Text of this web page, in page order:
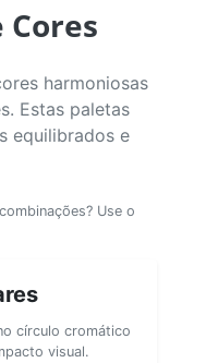
harmoniosas
Estas paletas
equilibrados e
Use o
círculo cromático
visual.